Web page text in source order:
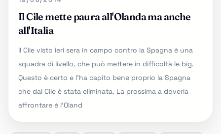
Il Cile mette paura all'Olanda ma anche
all'Italia
Il Cile visto ieri sera in campo contro la Spagna è una
squadra di livello, che può mettere in difficoltà le big.
Questo è certo e l'ha capito bene proprio la Spagna
che dal Cile è stata eliminata. La prossima a doverla
affrontare è l'Oland